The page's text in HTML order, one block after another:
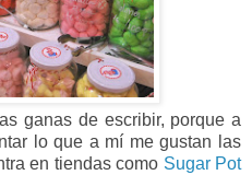
ganas de escribir, porque a
lo que a mí me gustan las
en tiendas como Sugar Pot